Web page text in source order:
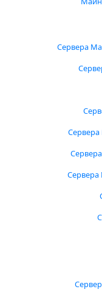
Сервера